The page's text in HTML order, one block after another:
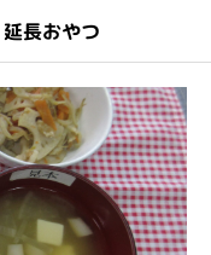
長おやつ